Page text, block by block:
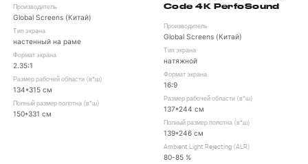
Производитель
Global Screens (Китай)
Тип экрана
настенный на раме
Формат экрана
2.35:1
Размер рабочей области (в*ш)
134*315 см
Полный размер полотна (в*ш)
150*331 см
Code 4K PerfoSound
Производитель
Global Screens (Китай)
Тип экрана
натяжной
Формат экрана
16:9
Размер рабочей области (в*ш)
137*244 см
Полный размер полотна (в*ш)
139*246 см
Ambient Light Rejecting (ALR)
80-85 %